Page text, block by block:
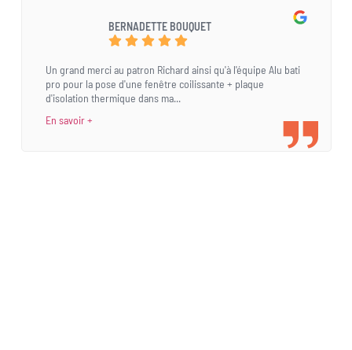
BERNADETTE BOUQUET
Un grand merci au patron Richard ainsi qu'à l'équipe Alu bati
pro pour la pose d'une fenêtre coilissante + plaque
d'isolation thermique dans ma...
En savoir +